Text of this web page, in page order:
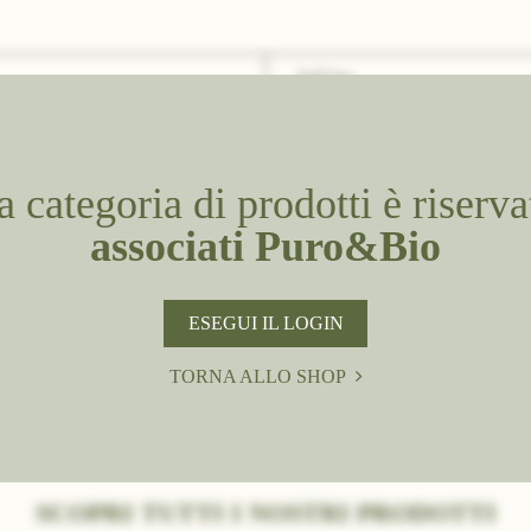
categoria di prodotti è
associati Puro&Bio
ESEGUI IL LOGIN
TORNA ALLO SHOP
5.47 kg
5
Secchiello da 5 kg
Aziende
SCOPRI TUTTI I NOSTRI PRODOTTI